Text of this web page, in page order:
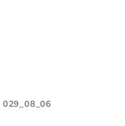
029_08_06